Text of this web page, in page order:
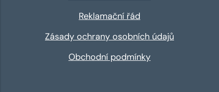
Reklamační řád
Zásady ochrany osobních údajů
Obchodní podmínky